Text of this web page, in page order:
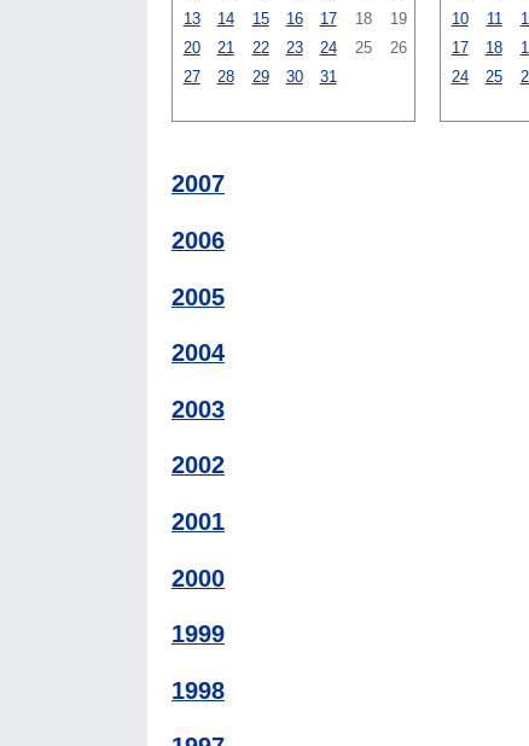
13
14 15 16 17 18
19
20
21 22 23 24 25
26
27
28 29 30 31
10
11
17
18
24
25
2007
2006
2005
2004
2003
2002
2001
2000
1999
1998